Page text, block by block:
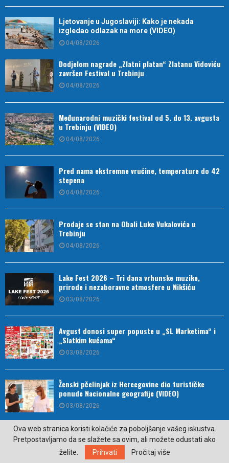
Ljetovanje u Jugoslaviji: Kako je nekada
izgledao odlazak na more (VIDEO)
04/08/2026
Dodjelom nagrade „Zlatni platan“ Zlatanu Vidoviću
završen Festival u Trebinju
04/08/2026
Međunarodni muzički festival od 5. do 13. avgusta
u Trebinju (VIDEO)
04/08/2026
Pred nama ekstremne vrućine, temperature do 42
stepena
04/08/2026
Prodaje se stan na Obali Luke Vukalovića u
Trebinju
04/08/2026
Lake Fest 2026 – Tri dana vrhunske muzike,
prirode i nezaboravne atmosfere u Nikšiću
03/08/2026
Avgust donosi super popuste u „SL Marketima“ i
„Slatkim kućama“
03/08/2026
Ženski pčelinjak iz Hercegovine dio turističke
ponude Nacionalne geografije (VIDEO)
03/08/2026
Drugo mjesto za strijelce u finalu Kupa Republike
Srpske
03/08/2026
Ova web stranica koristi kolačiće za poboljšanje vašeg iskustva.
Pretpostavljamo da se slažete sa ovim, ali možete odustati ako
želite.
Prihvati Pročitaj više